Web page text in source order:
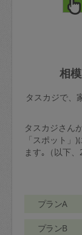
相
タスカジで、
タスカジさん
「スポット」
ます｡（以下
プランA
プランB